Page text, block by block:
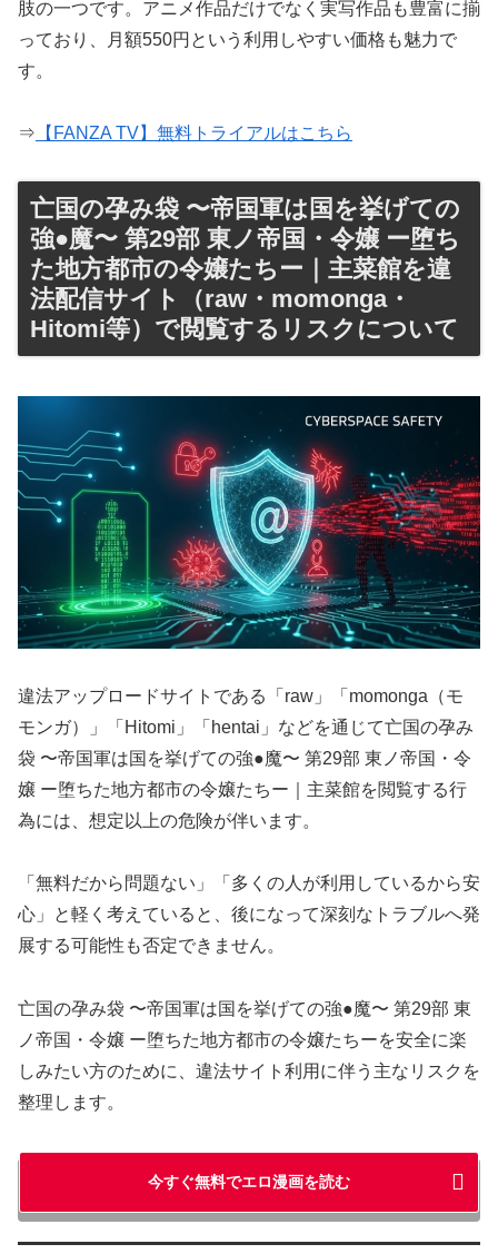
肢の一つです。アニメ作品だけでなく実写作品も豊富に揃
っており、月額550円という利用しやすい価格も魅力で
す。
⇒ 【FANZA TV】無料トライアルはこちら
亡国の孕み袋 〜帝国軍は国を挙げての
強●魔〜 第29部 東ノ帝国・令嬢 ー堕ち
た地方都市の令嬢たちー｜主菜館を違
法配信サイト（raw・momonga・
Hitomi等）で閲覧するリスクについて
違法アップロードサイトである「raw」「momonga（モ
モンガ）」「Hitomi」「hentai」などを通じて亡国の孕み
袋 〜帝国軍は国を挙げての強●魔〜 第29部 東ノ帝国・令
嬢 ー堕ちた地方都市の令嬢たちー｜主菜館を閲覧する行
為には、想定以上の危険が伴います。
「無料だから問題ない」「多くの人が利用しているから安
心」と軽く考えていると、後になって深刻なトラブルへ発
展する可能性も否定できません。
亡国の孕み袋 〜帝国軍は国を挙げての強●魔〜 第29部 東
ノ帝国・令嬢 ー堕ちた地方都市の令嬢たちーを安全に楽
しみたい方のために、違法サイト利用に伴う主なリスクを
整理します。
今すぐ無料でエロ漫画を読む